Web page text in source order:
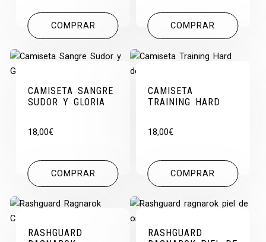
COMPRAR COMPRAR
CAMISETA SANGRE
SUDOR Y GLORIA
18,00€
COMPRAR
CAMISETA
TRAINING HARD
18,00€
COMPRAR
RASHGUARD
RASHGUARD